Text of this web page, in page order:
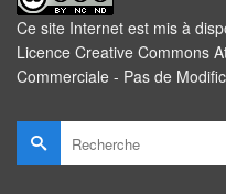
Ce site Internet est mis à
Licence Creative Commons
Commerciale - Pas de
Rechercher :